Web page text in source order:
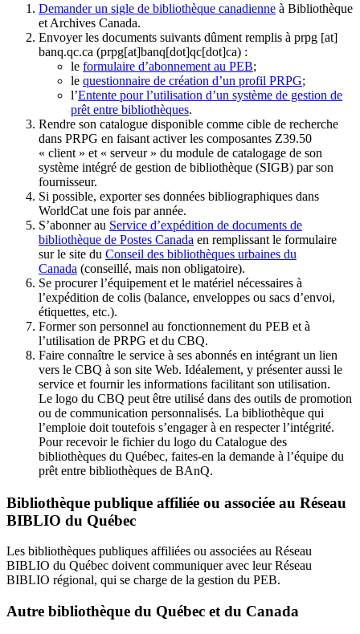
Demander un sigle de bibliothèque canadienne à Bibliothèque
et Archives Canada.
Envoyer les documents suivants dûment remplis à prpg [at]
banq.qc.ca (prpg[at]banq[dot]qc[dot]ca) :
le formulaire d’abonnement au PEB;
le questionnaire de création d’un profil PRPG;
l’Entente pour l’utilisation d’un système de gestion de
prêt entre bibliothèques.
Rendre son catalogue disponible comme cible de recherche
dans PRPG en faisant activer les composantes Z39.50
« client » et « serveur » du module de catalogage de son
système intégré de gestion de bibliothèque (SIGB) par son
fournisseur.
Si possible, exporter ses données bibliographiques dans
WorldCat une fois par année.
S’abonner au Service d’expédition de documents de
bibliothèque de Postes Canada en remplissant le formulaire
sur le site du Conseil des bibliothèques urbaines du
Canada (conseillé, mais non obligatoire).
Se procurer l’équipement et le matériel nécessaires à
l’expédition de colis (balance, enveloppes ou sacs d’envoi,
étiquettes, etc.).
Former son personnel au fonctionnement du PEB et à
l’utilisation de PRPG et du CBQ.
Faire connaître le service à ses abonnés en intégrant un lien
vers le CBQ à son site Web. Idéalement, y présenter aussi le
service et fournir les informations facilitant son utilisation.
Le logo du CBQ peut être utilisé dans des outils de promotion
ou de communication personnalisés. La bibliothèque qui
l’emploie doit toutefois s’engager à en respecter l’intégrité.
Pour recevoir le fichier du logo du Catalogue des
bibliothèques du Québec, faites-en la demande à l’équipe du
prêt entre bibliothèques de BAnQ.
Bibliothèque publique affiliée ou associée au Réseau
BIBLIO du Québec
Les bibliothèques publiques affiliées ou associées au Réseau
BIBLIO du Québec doivent communiquer avec leur Réseau
BIBLIO régional, qui se charge de la gestion du PEB.
Autre bibliothèque du Québec et du Canada